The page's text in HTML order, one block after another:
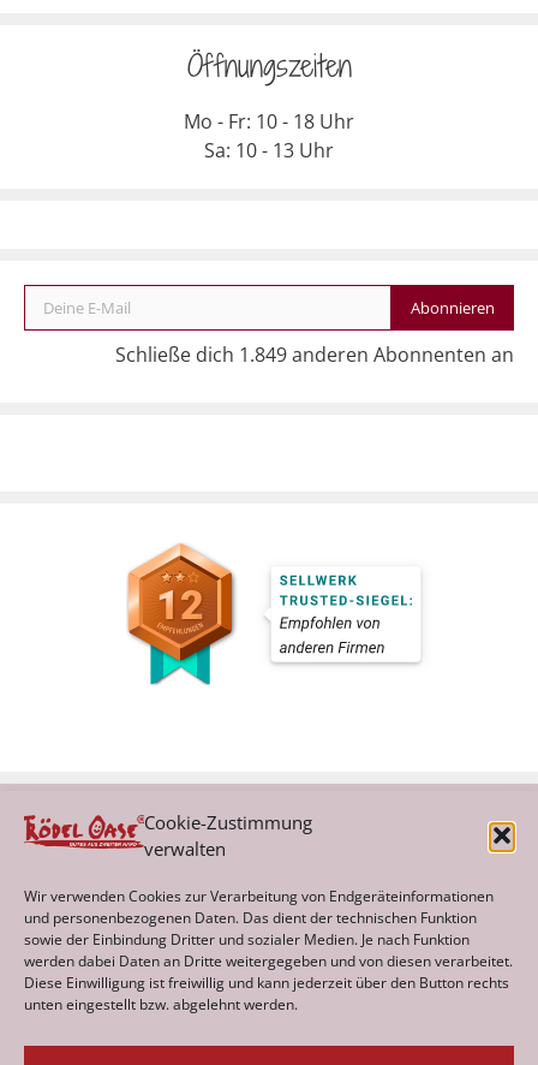
Cookie-Zustimmung
verwalten
Wir verwenden Cookies zur Verarbeitung von Endgeräteinformationen
und personenbezogenen Daten. Das dient der technischen Funktion
sowie der Einbindung Dritter und sozialer Medien. Je nach Funktion
werden dabei Daten an Dritte weitergegeben und von diesen verarbeitet.
Diese Einwilligung ist freiwillig und kann jederzeit über den Button rechts
unten eingestellt bzw. abgelehnt werden.
Öffnungszeiten
Mo - Fr: 10 - 18 Uhr
Sa: 10 - 13 Uhr
Deine E-Mail
Abonnieren
Schließe dich 1.849 anderen Abonnenten an
Archiv